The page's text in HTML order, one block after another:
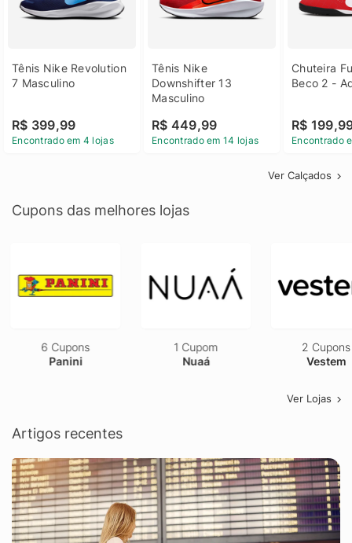
Tênis Nike Revolution
7 Masculino
R$ 399,99
Encontrado em 4 lojas
Tênis Nike
Downshifter 13
Masculino
R$ 449,99
Encontrado em 14 lojas
Chuteira
Beco 2 -
R$
Encontrado
Ver Calçados
Cupons das melhores lojas
6 Cupons
Panini
1 Cupom
Nuaá
2 Cupons
Vestem
Ver Lojas
Artigos recentes